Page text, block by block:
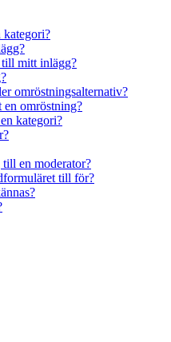
kategori?
mitt inlägg?
omröstningsalternativ?
omröstning?
kategori?
en moderator?
till för?